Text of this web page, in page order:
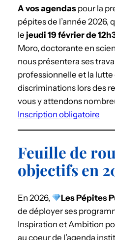
A vos agendas pour la
pépites de l’année 2026,
le jeudi 19 février de
Moro, doctorante en
nous présentera ses
professionnelle et la lutte
discriminations lors des
vous y attendons
Inscription obligatoire
Feuille de
objectifs en
En 2026, Les Pépites
de déployer ses
Inspiration et Ambition
au coeur de l’agenda